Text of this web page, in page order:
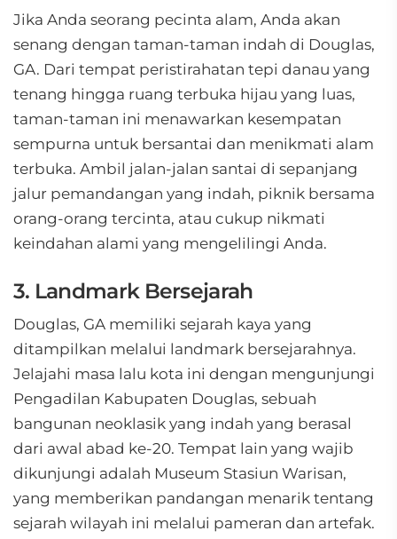
Jika Anda seorang pecinta alam, Anda akan
senang dengan taman-taman indah di Douglas,
GA. Dari tempat peristirahatan tepi danau yang
tenang hingga ruang terbuka hijau yang luas,
taman-taman ini menawarkan kesempatan
sempurna untuk bersantai dan menikmati alam
terbuka. Ambil jalan-jalan santai di sepanjang
jalur pemandangan yang indah, piknik bersama
orang-orang tercinta, atau cukup nikmati
keindahan alami yang mengelilingi Anda.
3. Landmark Bersejarah
Douglas, GA memiliki sejarah kaya yang
ditampilkan melalui landmark bersejarahnya.
Jelajahi masa lalu kota ini dengan mengunjungi
Pengadilan Kabupaten Douglas, sebuah
bangunan neoklasik yang indah yang berasal
dari awal abad ke-20. Tempat lain yang wajib
dikunjungi adalah Museum Stasiun Warisan,
yang memberikan pandangan menarik tentang
sejarah wilayah ini melalui pameran dan artefak.